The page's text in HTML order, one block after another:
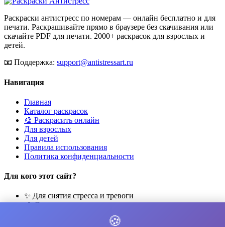
Раскраски антистресс по номерам — онлайн бесплатно и для
печати. Раскрашивайте прямо в браузере без скачивания или
скачайте PDF для печати. 2000+ раскрасок для взрослых и
детей.
📧 Поддержка: support@antistressart.ru
Навигация
Главная
Каталог раскрасок
🎨 Раскрасить онлайн
Для взрослых
Для детей
Правила использования
Политика конфиденциальности
Для кого этот сайт?
✨ Для снятия стресса и тревоги
🎨 Для развития креативности
🧘 Для медитации и расслабления
👨‍👩‍👧‍👦 Для семейного досуга
🍪